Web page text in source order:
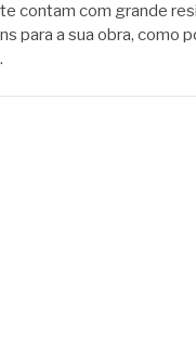
contam com grande
para a sua obra, como